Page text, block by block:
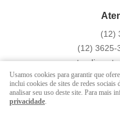
(12)
(12) 3625-
LOJA VIRTUAL CRIADA
Usamos cookies para garantir que
inclui cookies de sites de redes sociais
analisar seu uso deste site. Para mais
privacidade.